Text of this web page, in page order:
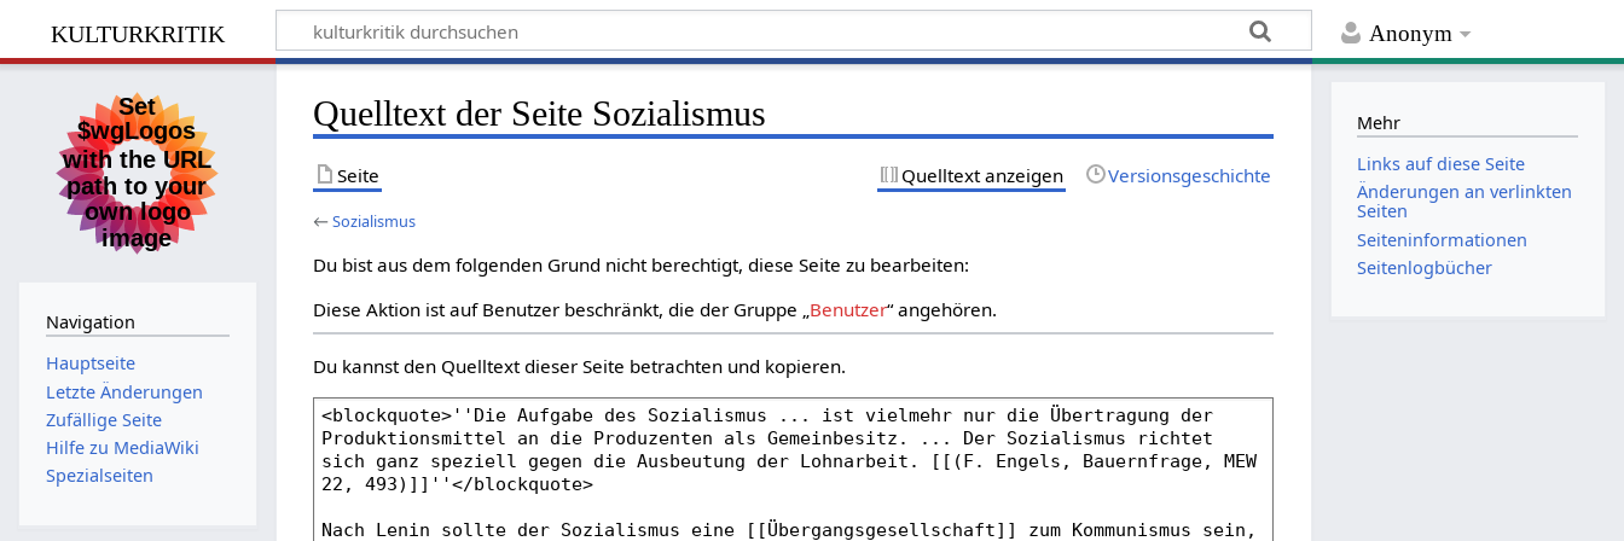
Anonym
kulturkritik
Quelltext der Seite Sozialismus
Seite Quelltext anzeigen Versionsgeschichte
←Sozialismus
Du bist aus dem folgenden Grund nicht berechtigt, diese Seite zu bearbeiten:
Diese Aktion ist auf Benutzer beschränkt, die der Gruppe „Benutzer“ angehören.
Du kannst den Quelltext dieser Seite betrachten und kopieren.
Navigation
Hauptseite
Letzte Änderungen
Zufällige Seite
Hilfe zu MediaWiki
Spezialseiten
Mehr
Links auf diese Seite
Änderungen an verlinkten
Seiten
Seiten­­informationen
Seitenlogbücher